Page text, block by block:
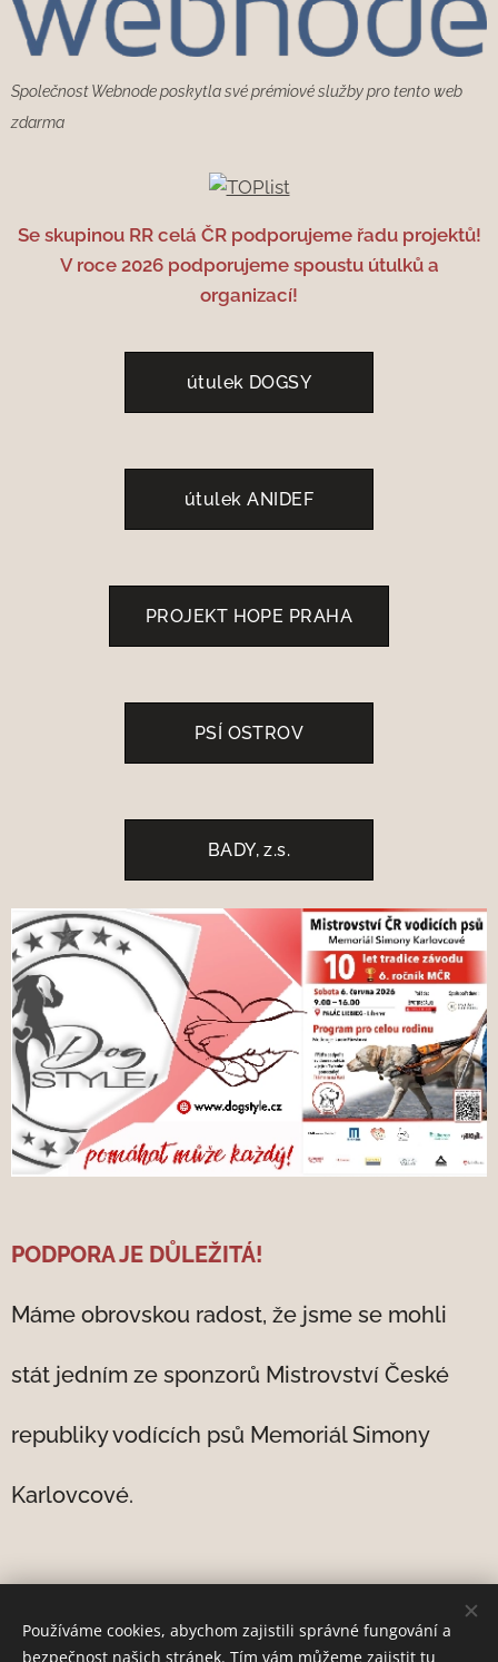
Společnost Webnode poskytla své prémiové služby pro tento web
zdarma
Se skupinou RR celá ČR podporujeme řadu projektů!
V roce 2026 podporujeme spoustu útulků a
organizací!
útulek DOGSY
útulek ANIDEF
PROJEKT HOPE PRAHA
PSÍ OSTROV
BADY, z.s.
PODPORA JE DŮLEŽITÁ!
Máme obrovskou radost, že jsme se mohli
stát jedním ze sponzorů Mistrovství České
republiky vodících psů Memoriál Simony
Karlovcové.
Používáme cookies, abychom zajistili správné fungování a
bezpečnost našich stránek. Tím vám můžeme zajistit tu